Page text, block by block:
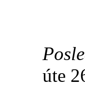
úte